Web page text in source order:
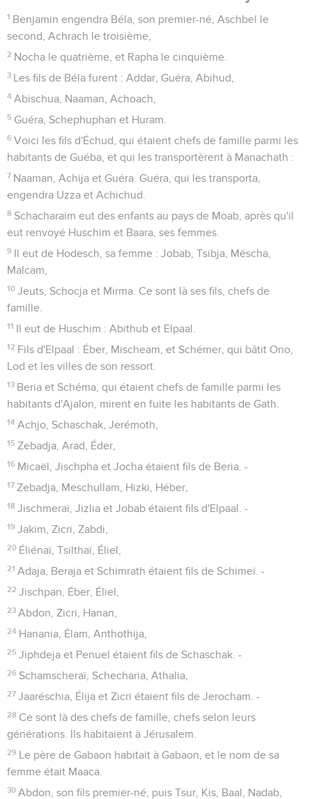
1 Benjamin engendra Béla, son premier-né, Aschbel le
second, Achrach le troisième,
2 Nocha le quatrième, et Rapha le cinquième.
3 Les fils de Béla furent : Addar, Guéra, Abihud,
4 Abischua, Naaman, Achoach,
5 Guéra, Schephuphan et Huram.
6 Voici les fils d'Échud, qui étaient chefs de famille parmi les
habitants de Guéba, et qui les transportèrent à Manachath :
7 Naaman, Achija et Guéra. Guéra, qui les transporta,
engendra Uzza et Achichud.
8 Schacharaïm eut des enfants au pays de Moab, après qu'il
eut renvoyé Huschim et Baara, ses femmes.
9 Il eut de Hodesch, sa femme : Jobab, Tsibja, Méscha,
Malcam,
10 Jeuts, Schocja et Mirma. Ce sont là ses fils, chefs de
famille.
11 Il eut de Huschim : Abithub et Elpaal.
12 Fils d'Elpaal : Éber, Mischeam, et Schémer, qui bâtit Ono,
Lod et les villes de son ressort.
13 Beria et Schéma, qui étaient chefs de famille parmi les
habitants d'Ajalon, mirent en fuite les habitants de Gath.
14 Achjo, Schaschak, Jerémoth,
15 Zebadja, Arad, Éder,
16 Micaël, Jischpha et Jocha étaient fils de Beria. -
17 Zebadja, Meschullam, Hizki, Héber,
18 Jischmeraï, Jizlia et Jobab étaient fils d'Elpaal. -
19 Jakim, Zicri, Zabdi,
20 Éliénaï, Tsilthaï, Éliel,
21 Adaja, Beraja et Schimrath étaient fils de Schimeï. -
22 Jischpan, Éber, Éliel,
23 Abdon, Zicri, Hanan,
24 Hanania, Élam, Anthothija,
25 Jiphdeja et Penuel étaient fils de Schaschak. -
26 Schamscheraï, Schecharia, Athalia,
27 Jaaréschia, Élija et Zicri étaient fils de Jerocham. -
28 Ce sont là des chefs de famille, chefs selon leurs
générations. Ils habitaient à Jérusalem.
29 Le père de Gabaon habitait à Gabaon, et le nom de sa
femme était Maaca.
30 Abdon, son fils premier-né, puis Tsur, Kis, Baal, Nadab,